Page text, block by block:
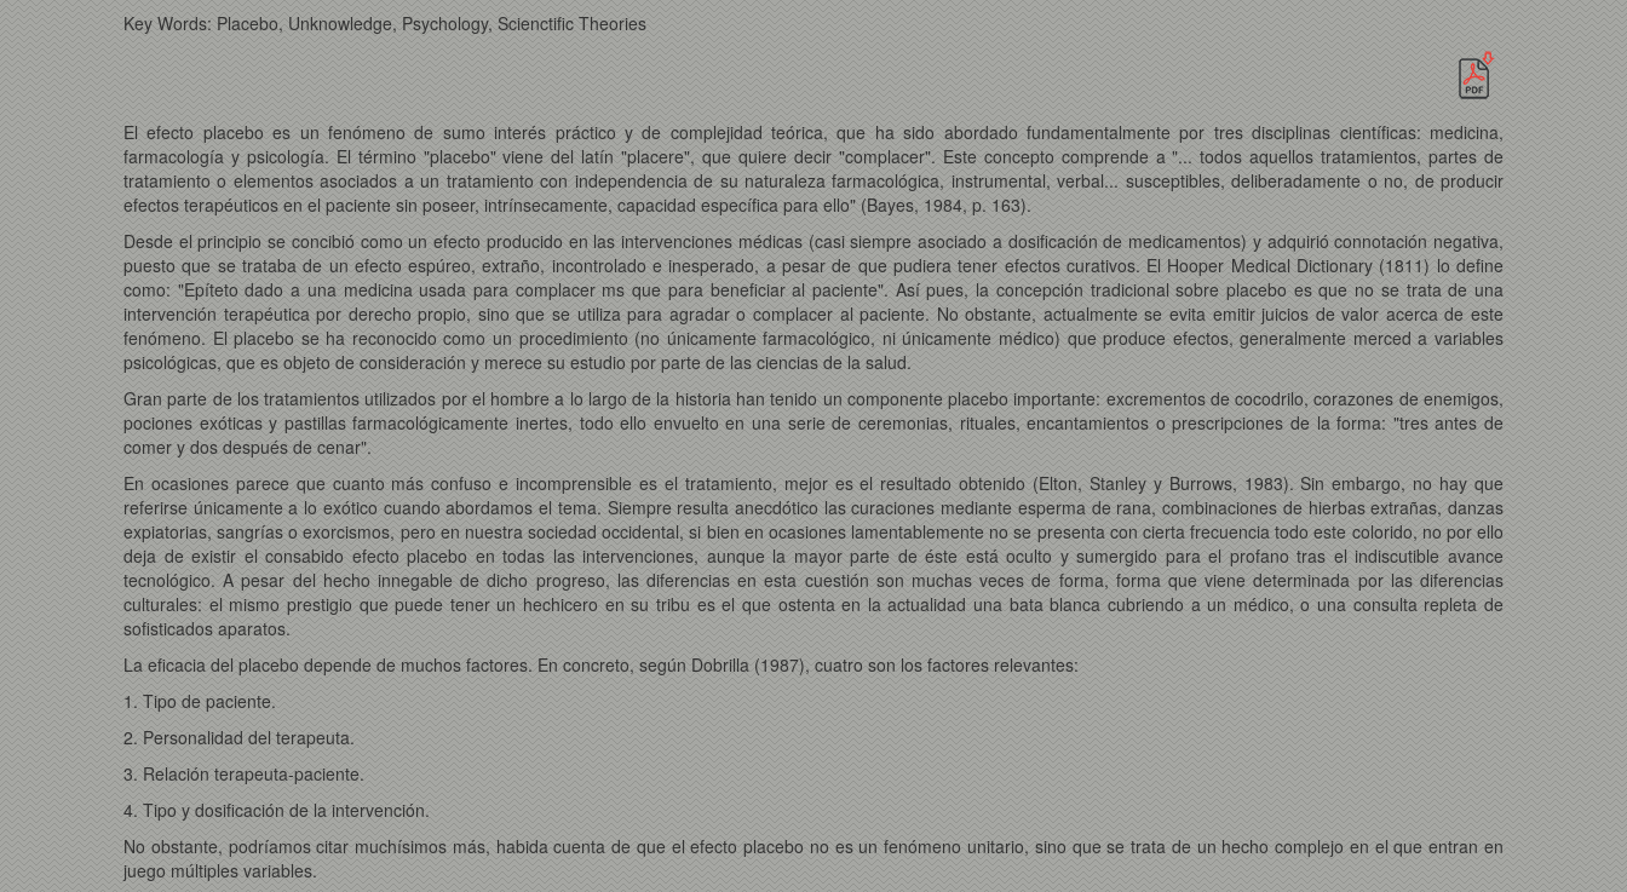
Key Words: Placebo, Unknowledge, Psychology, Scienctific Theories
El efecto placebo es un fenómeno de sumo interés práctico y de complejidad teórica, que ha sido abordado fundamentalmente por tres disciplinas científicas: medicina,
farmacología y psicología. El término "placebo" viene del latín "placere", que quiere decir "complacer". Este concepto comprende a "... todos aquellos tratamientos, partes de
tratamiento o elementos asociados a un tratamiento con independencia de su naturaleza farmacológica, instrumental, verbal... susceptibles, deliberadamente o no, de producir
efectos terapéuticos en el paciente sin poseer, intrínsecamente, capacidad específica para ello" (Bayes, 1984, p. 163).
Desde el principio se concibió como un efecto producido en las intervenciones médicas (casi siempre asociado a dosificación de medicamentos) y adquirió connotación negativa,
puesto que se trataba de un efecto espúreo, extraño, incontrolado e inesperado, a pesar de que pudiera tener efectos curativos. El Hooper Medical Dictionary (1811) lo define
como: "Epíteto dado a una medicina usada para complacer ms que para beneficiar al paciente". Así pues, la concepción tradicional sobre placebo es que no se trata de una
intervención terapéutica por derecho propio, sino que se utiliza para agradar o complacer al paciente. No obstante, actualmente se evita emitir juicios de valor acerca de este
fenómeno. El placebo se ha reconocido como un procedimiento (no únicamente farmacológico, ni únicamente médico) que produce efectos, generalmente merced a variables
psicológicas, que es objeto de consideración y merece su estudio por parte de las ciencias de la salud.
Gran parte de los tratamientos utilizados por el hombre a lo largo de la historia han tenido un componente placebo importante: excrementos de cocodrilo, corazones de enemigos,
pociones exóticas y pastillas farmacológicamente inertes, todo ello envuelto en una serie de ceremonias, rituales, encantamientos o prescripciones de la forma: "tres antes de
comer y dos después de cenar".
En ocasiones parece que cuanto más confuso e incomprensible es el tratamiento, mejor es el resultado obtenido (Elton, Stanley y Burrows, 1983). Sin embargo, no hay que
referirse únicamente a lo exótico cuando abordamos el tema. Siempre resulta anecdótico las curaciones mediante esperma de rana, combinaciones de hierbas extrañas, danzas
expiatorias, sangrías o exorcismos, pero en nuestra sociedad occidental, si bien en ocasiones lamentablemente no se presenta con cierta frecuencia todo este colorido, no por ello
deja de existir el consabido efecto placebo en todas las intervenciones, aunque la mayor parte de éste está oculto y sumergido para el profano tras el indiscutible avance
tecnológico. A pesar del hecho innegable de dicho progreso, las diferencias en esta cuestión son muchas veces de forma, forma que viene determinada por las diferencias
culturales: el mismo prestigio que puede tener un hechicero en su tribu es el que ostenta en la actualidad una bata blanca cubriendo a un médico, o una consulta repleta de
sofisticados aparatos.
La eficacia del placebo depende de muchos factores. En concreto, según Dobrilla (1987), cuatro son los factores relevantes:
1. Tipo de paciente.
2. Personalidad del terapeuta.
3. Relación terapeuta-paciente.
4. Tipo y dosificación de la intervención.
No obstante, podríamos citar muchísimos más, habida cuenta de que el efecto placebo no es un fenómeno unitario, sino que se trata de un hecho complejo en el que entran en
juego múltiples variables.